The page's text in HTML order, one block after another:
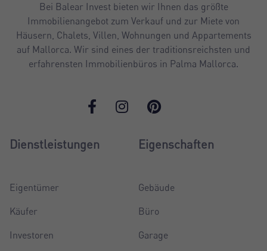
Bei Balear Invest bieten wir Ihnen das größte
Immobilienangebot zum Verkauf und zur Miete von
Häusern, Chalets, Villen, Wohnungen und Appartements
auf Mallorca. Wir sind eines der traditionsreichsten und
erfahrensten Immobilienbüros in Palma Mallorca.
Dienstleistungen
Eigentümer
Käufer
Investoren
Eigenschaften
Gebäude
Büro
Garage